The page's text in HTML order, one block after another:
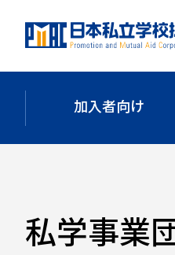
コ
ン
ナ
ー
ー
動
加入者向け
私学事業